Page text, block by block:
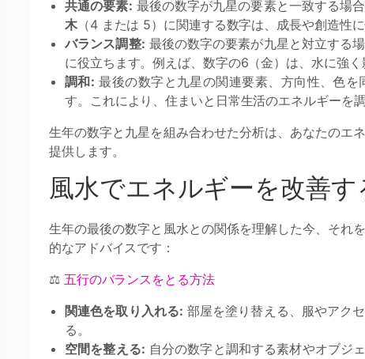
共通の要素: 最後の数字が九星の要素と一致する場
木（4 または 5）に関連する数字は、成長や創造性
バランス調整: 最後の数字の要素が九星と対立する
に役立ちます。例えば、数字の6（金）は、水に強
調和: 最後の数字と九星の関連要素、方向性、色
す。これにより、住まいと日常生活のエネルギーを
生年の数字と九星を組み合わせた分析は、あなたのエ
提供します。
風水でエネルギーを改善す
生年の最後の数字と風水との関係を理解した今、それ
的なアドバイスです：
⚖️ 五行のバランスをとる方法
関連色を取り入れる: 部屋を塗り替える、服やアク
る。
空間を整える: 自分の数字と調和する素材やオブジ